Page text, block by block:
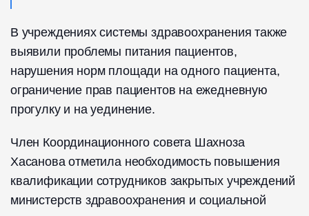
В учреждениях системы здравоохранения также
выявили проблемы питания пациентов,
нарушения норм площади на одного пациента,
ограничение прав пациентов на ежедневную
прогулку и на уединение.
Член Координационного совета Шахноза
Хасанова отметила необходимость повышения
квалификации сотрудников закрытых учреждений
министерств здравоохранения и социальной